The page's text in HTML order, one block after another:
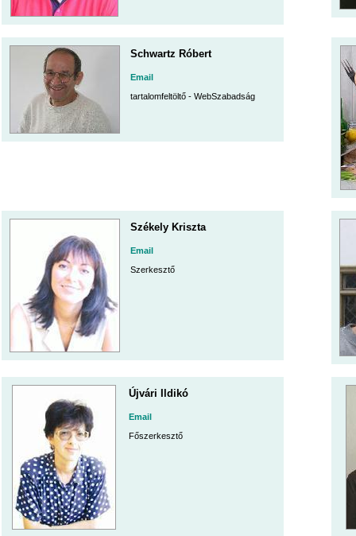
Schwartz Róbert
Email
tartalomfeltöltő - WebSzabadság
Székely Kriszta
Email
Szerkesztő
Újvári Ildikó
Email
Főszerkesztő